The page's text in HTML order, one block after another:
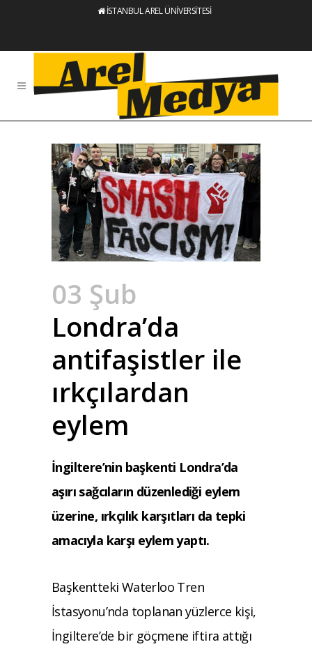
İSTANBUL AREL ÜNİVERSİTESİ
03 Şub
Londra’da
antifaşistler ile
ırkçılardan
eylem
İngiltere’nin başkenti Londra’da
aşırı sağcıların düzenlediği eylem
üzerine, ırkçılık karşıtları da tepki
amacıyla karşı eylem yaptı.
Başkentteki Waterloo Tren
İstasyonu’nda toplanan yüzlerce kişi,
İngiltere’de bir göçmene iftira attığı